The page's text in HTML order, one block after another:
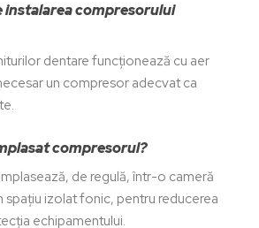
instalarea compresorului
dentare funcționează cu aer
un compresor adecvat ca
compresorul?
de regulă, într-o cameră
spațiu izolat fonic, pentru reducerea
echipamentului.